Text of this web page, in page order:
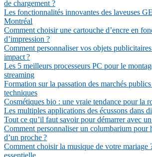
de chargement ?
Les fonctionnalités innovantes des laveuses
Montréal
Comment choisir une cartouche d’encre en
d’impression ?
Comment personnaliser vos objets
impact ?
Les 5 meilleurs processeurs PC pour le
streaming
Formation sur la passation des marchés
techniques
Cosmétiques bio : une vraie tendance pour la
Les multiples applications des écussons dans
Tout ce qu’il faut savoir pour démarrer avec
Comment personnaliser un columbarium pour
d’un proche ?
Comment choisir la musique de votre mariage
essentielle